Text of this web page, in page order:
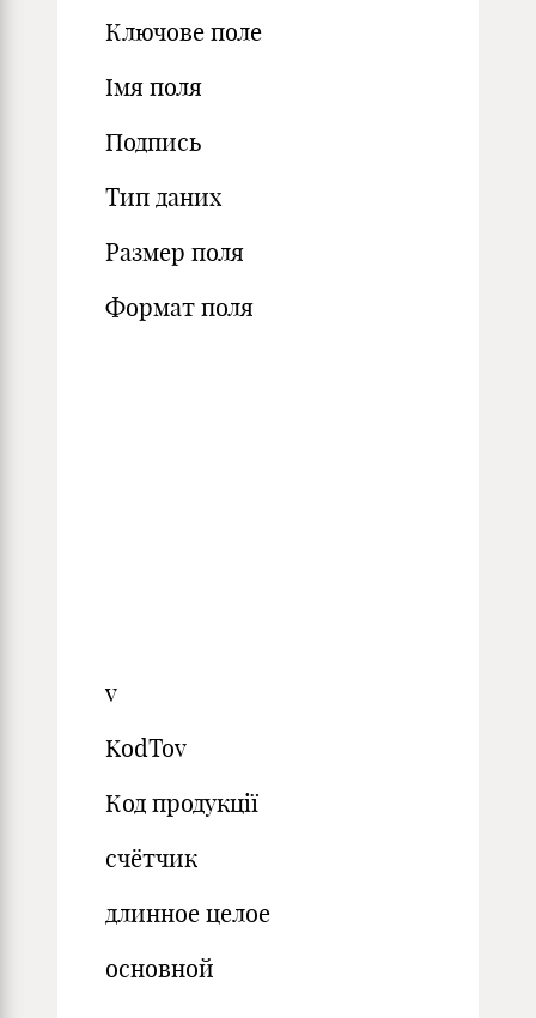
Ключове поле
Імя поля
Подпись
Тип даних
Размер поля
Формат поля
v
KodTov
Код продукції
счётчик
длинное целое
основной